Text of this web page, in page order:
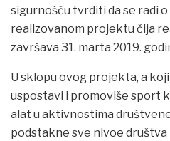
sigurnošću tvrditi da se radi
realizovanom projektu čija
završava 31. marta 2019.
U sklopu ovog projekta, a koji
uspostavi i promoviše sport
alat u aktivnostima
podstakne sve nivoe